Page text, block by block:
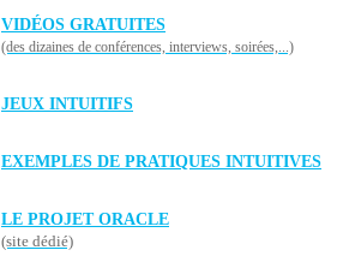
VIDÉOS GRATUITES
(des dizaines de conférences, interviews, soirées,...)
JEUX INTUITIFS
EXEMPLES DE PRATIQUES INTUITIVES
LE PROJET ORACLE
(site dédié)